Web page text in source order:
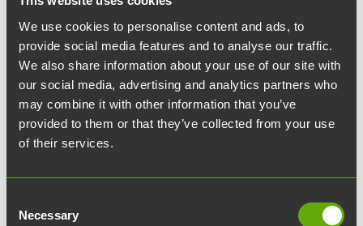
We use cookies to personalise content and ads, to
provide social media features and to analyse our traffic.
We also share information about your use of our site with
our social media, advertising and analytics partners who
may combine it with other information that you’ve
provided to them or that they’ve collected from your use
of their services.
Selection
Necessary
Etunimi:
Sukunimi:
Yritys:
Sähköpostiosoite: